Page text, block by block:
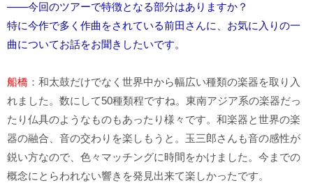
――今回のツアーで特徴となる部分はありますか？
特に今作で多く作曲をされている前田さんに、お気に入りの一
曲についてお話をお聞きしたいです。
船橋 ：和太鼓だけでなく世界中から幅広い種類の楽器を取り入
れました。数にして50種類程ですね。東南アジア系の楽器だっ
たり仏具のようなものもあったり様々です。和楽器と世界の楽
器の融合、音の交わりを楽しもうと。玉三郎さんも音の感性が
鋭い方なので、色々マッチングに時間をかけました。今までの
概念にとらわれない響きを発見出来て楽しかったです。